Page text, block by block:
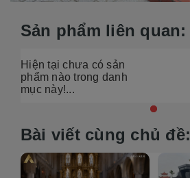
Sản phẩm liên quan:
Hiện tại chưa có sản
phẩm nào trong danh
mục này!...
Bài viết cùng chủ đề: